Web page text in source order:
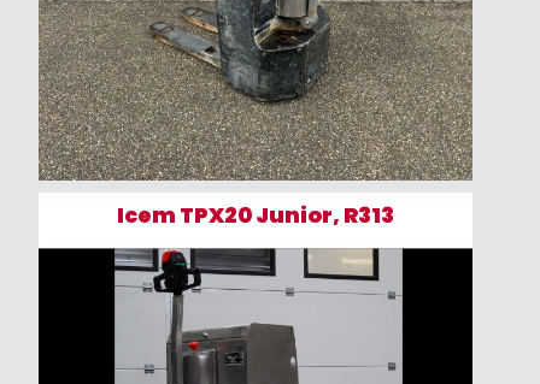
Icem TPX20 Junior, R313